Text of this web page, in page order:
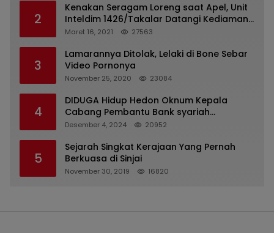
2
Kenakan Seragam Loreng saat Apel, Unit
Inteldim 1426/Takalar Datangi Kediaman
Kasatpol PP
Maret 16, 2021 27563
3
Lamarannya Ditolak, Lelaki di Bone Sebar
Video Pornonya
November 25, 2020 23084
4
DIDUGA Hidup Hedon Oknum Kepala
Cabang Pembantu Bank syariah
Indonesia Unit Hasan Basri di Banjarmasin
Milyaran Rupiah dan Bilyet Giro Tidak
Terdaftar, OJK Kalsel : Bertemu Tanggal 11
Desember 4, 2024 20952
5
Sejarah Singkat Kerajaan Yang Pernah
Berkuasa di Sinjai
November 30, 2019 16820